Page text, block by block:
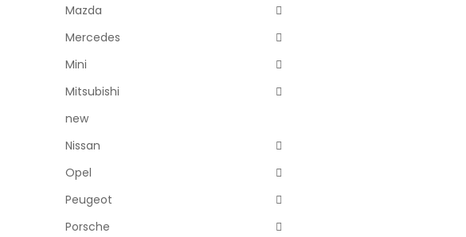
Mazda
Mercedes
Mini
Mitsubishi
new
Nissan
Opel
Peugeot
Porsche